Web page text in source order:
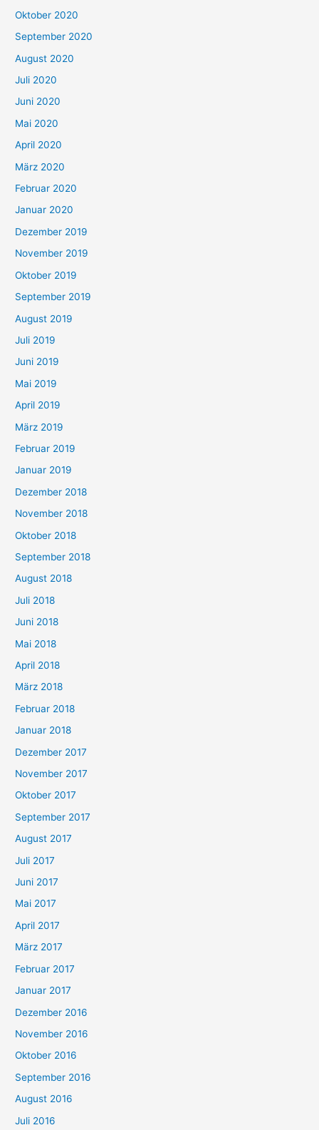
Oktober 2020
September 2020
August 2020
Juli 2020
Juni 2020
Mai 2020
April 2020
März 2020
Februar 2020
Januar 2020
Dezember 2019
November 2019
Oktober 2019
September 2019
August 2019
Juli 2019
Juni 2019
Mai 2019
April 2019
März 2019
Februar 2019
Januar 2019
Dezember 2018
November 2018
Oktober 2018
September 2018
August 2018
Juli 2018
Juni 2018
Mai 2018
April 2018
März 2018
Februar 2018
Januar 2018
Dezember 2017
November 2017
Oktober 2017
September 2017
August 2017
Juli 2017
Juni 2017
Mai 2017
April 2017
März 2017
Februar 2017
Januar 2017
Dezember 2016
November 2016
Oktober 2016
September 2016
August 2016
Juli 2016